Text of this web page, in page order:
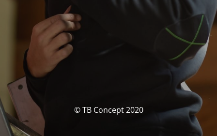
© TB Concept 2020